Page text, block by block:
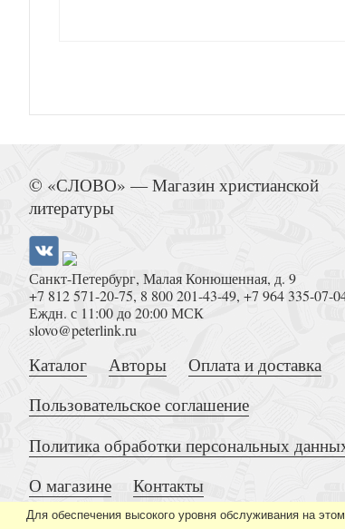
Стон земли. Пламенный призыв к
© «СЛОВО» — Магазин христианской
литературы
Санкт-Петербург, Малая Конюшенная, д. 9
+7 812 571-20-75, 8 800 201-43-49, +7 964 335-07-
Еждн. с 11:00 до 20:00 МСК
slovo@peterlink.ru
Каталог Авторы
Оплата и доставка
Пользовательское соглашение
Политика обработки персональных
О магазине
Контакты
Для обеспечения высокого уровня обслуживания на